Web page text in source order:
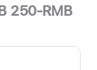
250-RMB